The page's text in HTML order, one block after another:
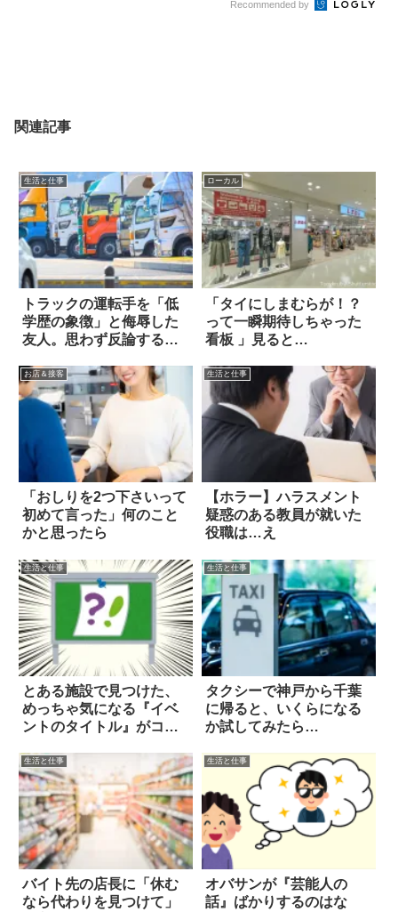
Recommended by
関連記事
生活と仕事
トラックの運転手を「低
学歴の象徴」と侮辱した
友人。思わず反論する
ローカル
「タイにしまむらが！？
って一瞬期待しちゃった
看板 」見ると…
お店＆接客
「おしりを2つ下さいって
初めて言った」何のこと
かと思ったら
生活と仕事
【ホラー】ハラスメント
疑惑のある教員が就いた
役職は…え
生活と仕事
とある施設で見つけた、
めっちゃ気になる『イベ
ントのタイトル』がコチ
生活と仕事
タクシーで神戸から千葉
に帰ると、いくらになる
か試してみたら…
生活と仕事
バイト先の店長に「休む
なら代わりを見つけて」
生活と仕事
オバサンが『芸能人の
話』ばかりするのはな